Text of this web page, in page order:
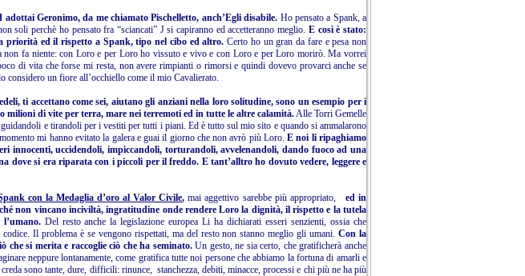
Geronimo, da me chiamato Pischelletto, anch’Egli disabile. Ho pensato a Spank, a
soli perchè ho pensato fra “sciancati” J si capiranno ed accetteranno meglio. E così è stato:
priorità ed il rispetto a Spank, tipo nel cibo ed altro. Certo ho un gran da fare e pesa non
non fa niente: con Loro e per Loro ho vissuto e vivo e con Loro e per Loro morirò. Ma vorrei
di vita che forse mi resta, non avere rimpianti o rimorsi e quindi dovevo provarci anche se
considero un fiore all’occhiello come il mio Cavalierato.
ti accettano come sei, aiutano gli anziani nella loro solitudine, sono un esempio per i
milioni di vite per terra, mare nei terremoti ed in tutte le altre calamità.Alle Torri Gemelle
e tirandoli per i vestiti per tutti i piani. Ed è tutto sul mio sito e quando si ammalarono
mi hanno evitato la galera e guai il giorno che non avrò più Loro.E noi li ripaghiamo
innocenti, uccidendoli, impiccandoli, torturandoli, avvelenandoli, dando fuoco ad una
dove si era riparata con i piccoli per il freddo. E tant’alltro ho dovuto vedere, leggere e
con la Medaglia d’oro al Valor Civile, mai aggettivo sarebbe più appropriato, ed in
non vincano inciviltà, ingratitudine onde rendere Loro la dignità, il rispetto e la tutela
Del resto anche la legislazione europea Li ha dichiarati esseri senzienti, ossia che
Il problema è se vengono rispettati, ma del resto non stanno meglio gli umani.Con la
che si merita e raccoglie ciò che ha seminato.Un gesto, ne sia certo, che gratificherà anche
neppure lontanamente, come gratifica tutte noi persone che abbiamo la fortuna di amarli e
sono tante, dure, difficili: rinunce, stanchezza, debiti, minacce, processi e chi più ne ha più